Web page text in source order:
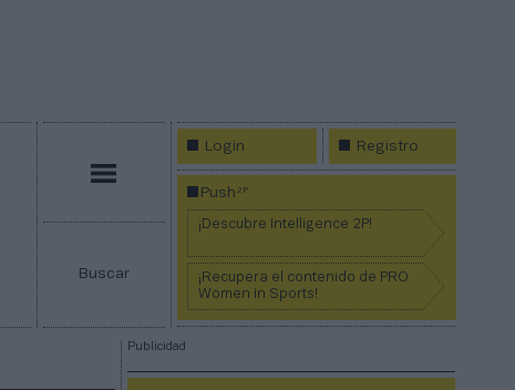
Buscar
Login Registro
Push2P
¡Descubre Intelligence 2P!
¡Recupera el contenido de PRO
Women in Sports!
Publicidad